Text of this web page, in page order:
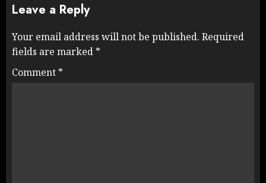
Leave a Reply
Your email address will not be published. Required
fields are marked *
Comment *